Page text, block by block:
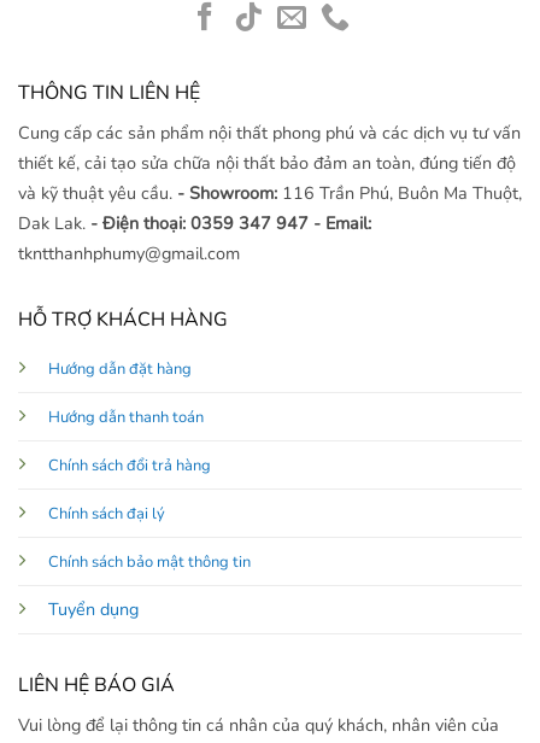
THÔNG TIN LIÊN HỆ
Cung cấp các sản phẩm nội thất phong phú và các dịch vụ tư vấn
thiết kế, cải tạo sửa chữa nội thất bảo đảm an toàn, đúng tiến độ
và kỹ thuật yêu cầu. - Showroom: 116 Trần Phú, Buôn Ma Thuột,
Dak Lak. - Điện thoại: 0359 347 947 - Email:
tkntthanhphumy@gmail.com
HỖ TRỢ KHÁCH HÀNG
Hướng dẫn đặt hàng
Hướng dẫn thanh toán
Chính sách đổi trả hàng
Chính sách đại lý
Chính sách bảo mật thông tin
Tuyển dụng
LIÊN HỆ BÁO GIÁ
Vui lòng để lại thông tin cá nhân của quý khách, nhân viên của